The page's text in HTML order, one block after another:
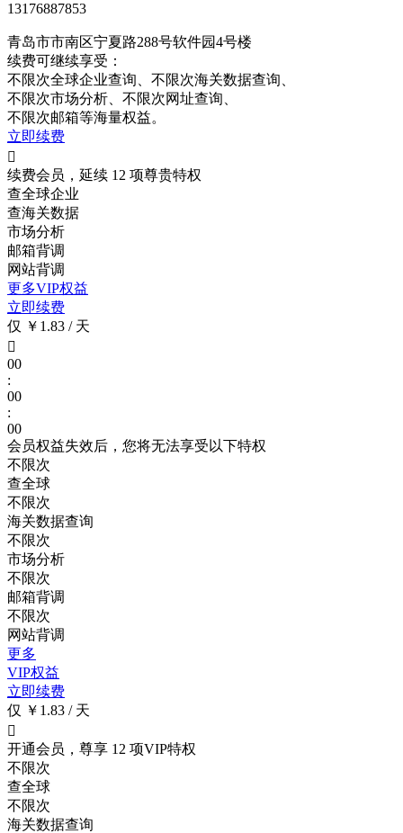
13176887853
青岛市市南区宁夏路288号软件园4号楼
续费可继续享受：
不限次全球企业查询、 不限次海关数据查询、
不限次市场分析、 不限次网址查询、
不限次邮箱等海量权益。
立即续费

续费会员，延续 12 项尊贵特权
查全球企业
查海关数据
市场分析
邮箱背调
网站背调
更多VIP权益
立即续费
仅 ￥1.83 / 天

00
:
00
:
00
会员权益失效后，您将无法享受以下特权
不限次
查全球
不限次
海关数据查询
不限次
市场分析
不限次
邮箱背调
不限次
网站背调
更多
VIP权益
立即续费
仅 ￥1.83 / 天

开通会员，尊享 12 项VIP特权
不限次
查全球
不限次
海关数据查询